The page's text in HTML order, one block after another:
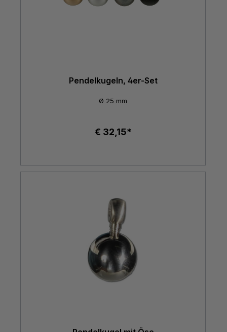
Pendelkugeln, 4er-Set
Ø 25 mm
€ 32,15*